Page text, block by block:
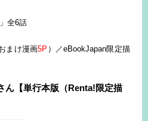
全6話
まけ漫画5P ）／eBookJapan限定描
ん【単行本版（Renta!限定描